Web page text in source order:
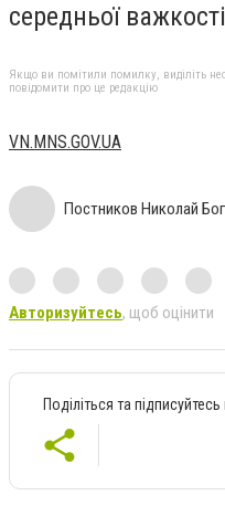
середньої
Якщо ви помітили помилку, виділіть
повідомити про це редакцію
VN.MNS.GOV.UA
Постников Николай
Авторизуйтесь, щоб оцінити
Поділіться та